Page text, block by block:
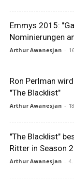
Emmys 2015:
Nominierungen
Arthur Awanesjan -
Ron Perlman
"The Blacklist"
Arthur Awanesjan -
"The Blacklist"
Ritter in Season 2
Arthur Awanesjan -